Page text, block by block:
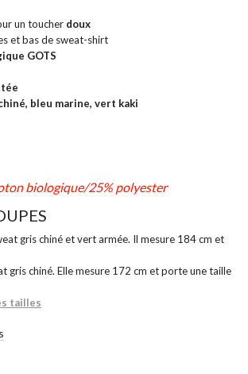
un toucher doux
et bas de sweat-shirt
GOTS
bleu marine, vert kaki
biologique/25% polyester
gris chiné et vert armée. Il mesure 184 cm et
gris chiné. Elle mesure 172 cm et porte une taille
tailles